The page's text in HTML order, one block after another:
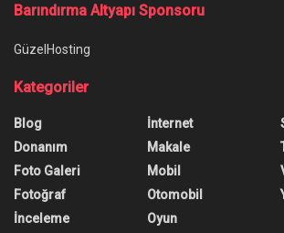
Barındırma Altyapı Sponsoru
GüzelHosting
Kategoriler
Blog
Donanım
Foto Galeri
Fotoğraf
İnceleme
İnternet
Makale
Mobil
Otomobil
Oyun